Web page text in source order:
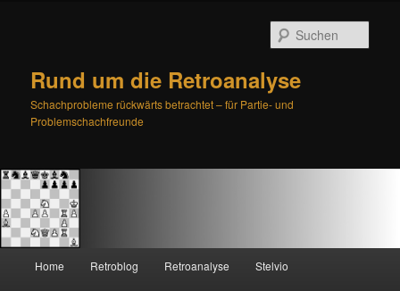
Rund um die Retroanalyse
Schachprobleme rückwärts betrachtet – für Partie- und
Problemschachfreunde
Zum
Zum
Home Retroblog Retroanalyse Stelvio